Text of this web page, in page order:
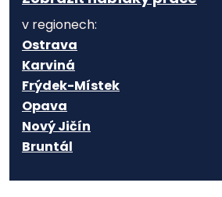
v regionech:
Ostrava
Karviná
Frýdek-Místek
Opava
Nový Jičín
Bruntál